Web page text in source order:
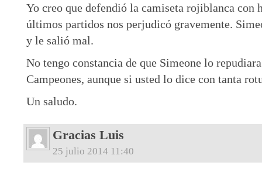
Yo creo que defendió la camiseta rojiblanca con
últimos partidos nos perjudicó gravemente.
y le salió mal.
No tengo constancia de que Simeone lo
Campeones, aunque si usted lo dice con tanta
Un saludo.
Gracias Luis
25 julio 2014 11:40